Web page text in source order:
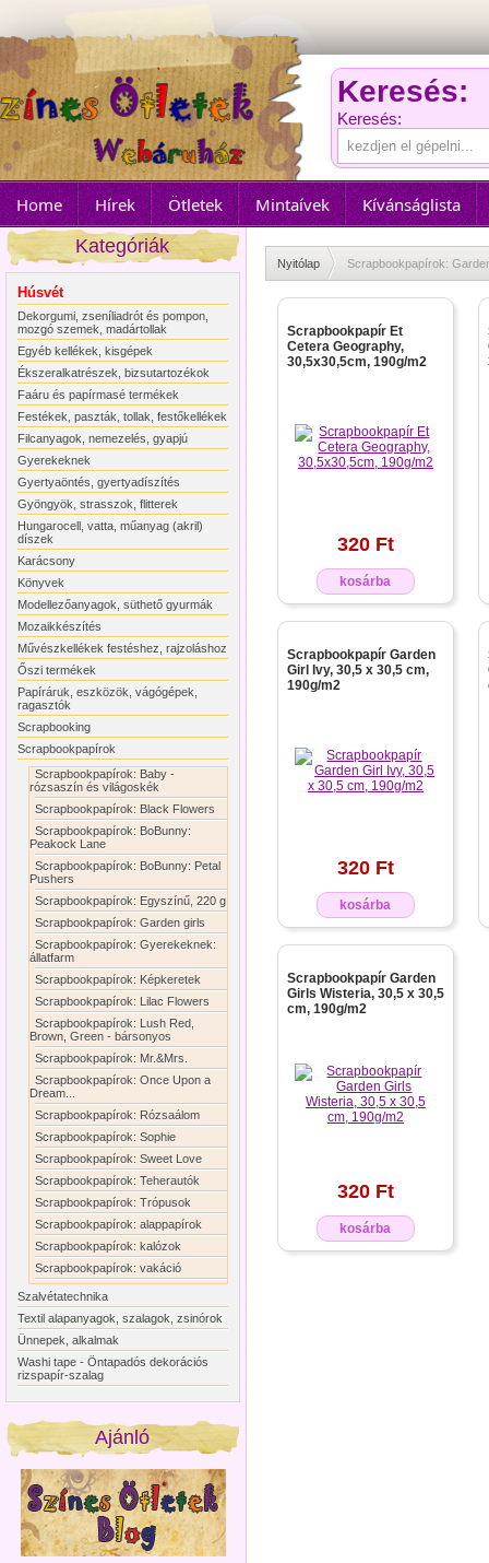
Keresés:
Keresés:
Home Hírek Ötletek Mintaívek
Kívánságlista
Kategóriák
Húsvét
Dekorgumi, zseníliadrót és pompon,
mozgó szemek, madártollak
Egyéb kellékek, kisgépek
Ékszeralkatrészek, bizsutartozékok
Faáru és papírmasé termékek
Festékek, paszták, tollak, festőkellékek
Filcanyagok, nemezelés, gyapjú
Gyerekeknek
Gyertyaöntés, gyertyadíszítés
Gyöngyök, strasszok, flitterek
Hungarocell, vatta, műanyag (akril)
díszek
Karácsony
Könyvek
Modellezőanyagok, süthető gyurmák
Mozaikkészítés
Művészkellékek festéshez, rajzoláshoz
Őszi termékek
Papíráruk, eszközök, vágógépek,
ragasztók
Scrapbooking
Scrapbookpapírok
Scrapbookpapírok: Baby -
rózsaszín és világoskék
Scrapbookpapírok: Black Flowers
Scrapbookpapírok: BoBunny:
Peakock Lane
Scrapbookpapírok: BoBunny: Petal
Pushers
Scrapbookpapírok: Egyszínű, 220 g
Scrapbookpapírok: Garden girls
Scrapbookpapírok: Gyerekeknek:
állatfarm
Scrapbookpapírok: Képkeretek
Scrapbookpapírok: Lilac Flowers
Scrapbookpapírok: Lush Red,
Brown, Green - bársonyos
Scrapbookpapírok: Mr.&Mrs.
Scrapbookpapírok: Once Upon a
Dream...
Scrapbookpapírok: Rózsaálom
Scrapbookpapírok: Sophie
Scrapbookpapírok: Sweet Love
Scrapbookpapírok: Teherautók
Scrapbookpapírok: Trópusok
Scrapbookpapírok: alappapírok
Scrapbookpapírok: kalózok
Scrapbookpapírok: vakáció
Szalvétatechnika
Textil alapanyagok, szalagok, zsinórok
Ünnepek, alkalmak
Washi tape - Öntapadós dekorációs
rizspapír-szalag
Ajánló
Nyitólap Scrapbookpapírok:
Scrapbookpapír Et
Cetera Geography,
30,5x30,5cm, 190g/m2
320 Ft
kosárba
Scrapbookpapír Garden
Girl Ivy, 30,5 x 30,5 cm,
190g/m2
320 Ft
kosárba
Scrapbookpapír Garden
Girls Wisteria, 30,5 x 30,5
cm, 190g/m2
320 Ft
kosárba